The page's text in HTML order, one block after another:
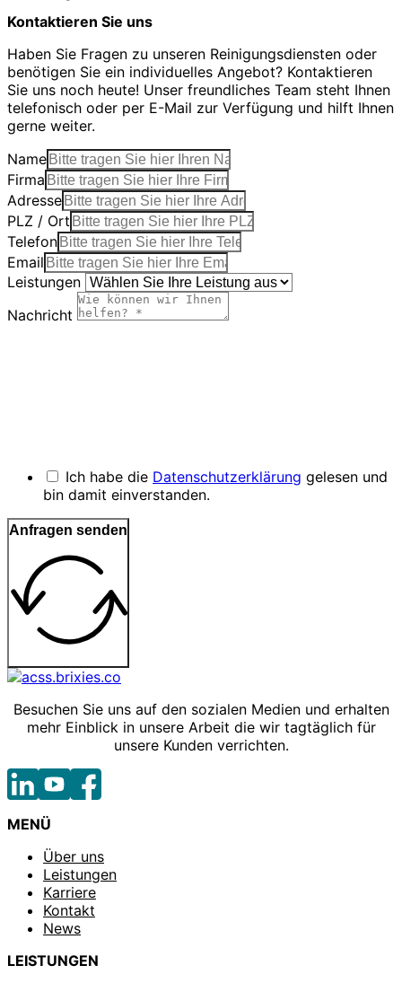
Kontaktieren Sie uns
Haben Sie Fragen zu unseren Reinigungsdiensten oder
benötigen Sie ein individuelles Angebot? Kontaktieren
Sie uns noch heute! Unser freundliches Team steht Ihnen
telefonisch oder per E-Mail zur Verfügung und hilft Ihnen
gerne weiter.
Name
Firma
Adresse
PLZ / Ort
Telefon
Email
Leistungen
Nachricht
Ich habe die Datenschutzerklärung gelesen und
bin damit einverstanden.
Anfragen senden
Besuchen Sie uns auf den sozialen Medien und erhalten
mehr Einblick in unsere Arbeit die wir tagtäglich für
unsere Kunden verrichten.
MENÜ
Über uns
Leistungen
Karriere
Kontakt
News
LEISTUNGEN